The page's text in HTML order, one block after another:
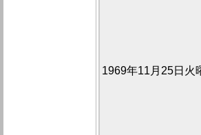
1969年11月25日火